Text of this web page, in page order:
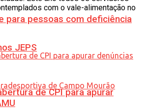
para pessoas com deficiência
JEPS
com o vale-alimentação no
de CPI para apurar